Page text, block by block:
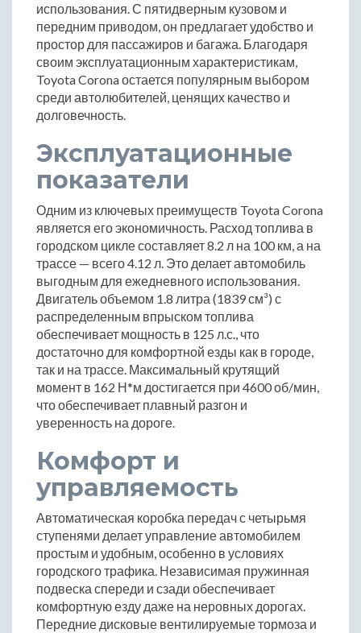
использования. С пятидверным кузовом и
передним приводом, он предлагает удобство и
простор для пассажиров и багажа. Благодаря
своим эксплуатационным характеристикам,
Toyota Corona остается популярным выбором
среди автолюбителей, ценящих качество и
долговечность.
Эксплуатационные
показатели
Одним из ключевых преимуществ Toyota Corona
является его экономичность. Расход топлива в
городском цикле составляет 8.2 л на 100 км, а на
трассе — всего 4.12 л. Это делает автомобиль
выгодным для ежедневного использования.
Двигатель объемом 1.8 литра (1839 см³) с
распределенным впрыском топлива
обеспечивает мощность в 125 л.с., что
достаточно для комфортной езды как в городе,
так и на трассе. Максимальный крутящий
момент в 162 Н*м достигается при 4600 об/мин,
что обеспечивает плавный разгон и
уверенность на дороге.
Комфорт и
управляемость
Автоматическая коробка передач с четырьмя
ступенями делает управление автомобилем
простым и удобным, особенно в условиях
городского трафика. Независимая пружинная
подвеска спереди и сзади обеспечивает
комфортную езду даже на неровных дорогах.
Передние дисковые вентилируемые тормоза и